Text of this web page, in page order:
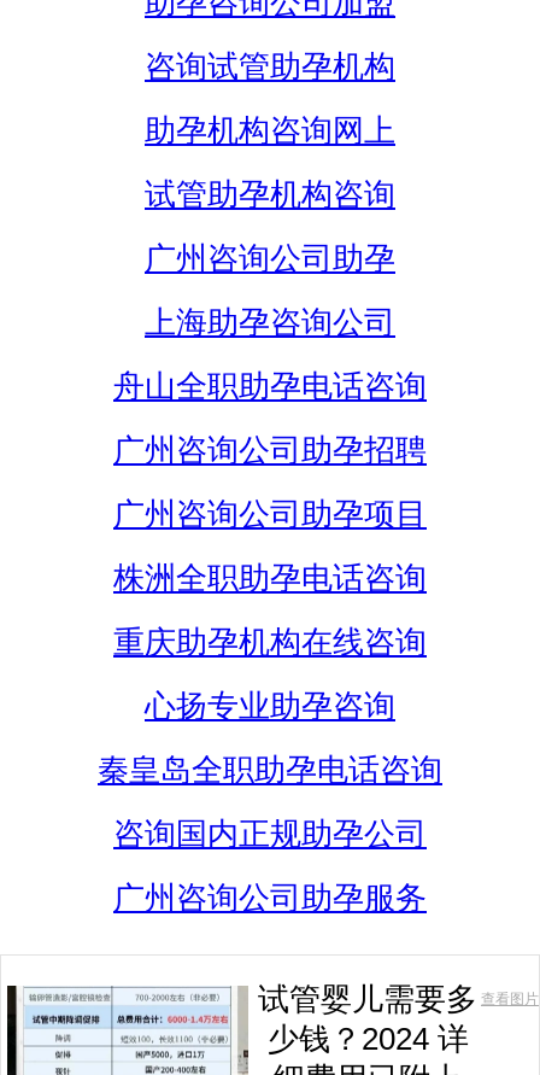
咨询试管助孕机构
助孕机构咨询网上
试管助孕机构咨询
广州咨询公司助孕
上海助孕咨询公司
舟山全职助孕电话咨询
广州咨询公司助孕招聘
广州咨询公司助孕项目
株洲全职助孕电话咨询
重庆助孕机构在线咨询
心扬专业助孕咨询
秦皇岛全职助孕电话咨询
咨询国内正规助孕公司
广州咨询公司助孕服务
试管婴儿需要多
少钱？2024 详
查看图片